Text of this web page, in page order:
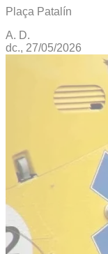
Plaça Patalín
A. D.
dc., 27/05/2026